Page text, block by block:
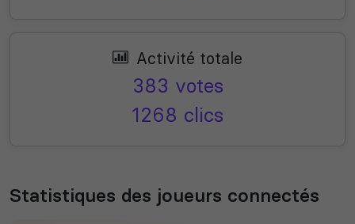
Activité totale
383 votes
1268 clics
Statistiques des joueurs connectés